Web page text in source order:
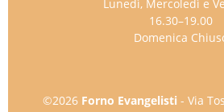
Lunedì, Mercoledì e
16.30–19.00
Domenica
©2026 Forno Evangelisti - Via